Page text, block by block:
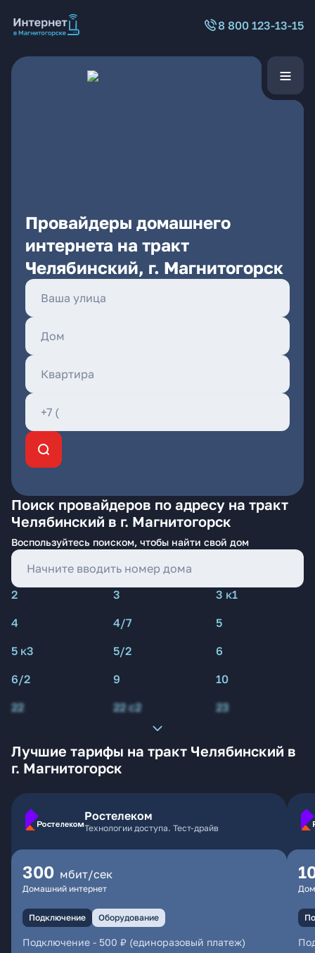
8 800 123-13-15
Провайдеры домашнего
интернета на тракт
Челябинский, г. Магнитогорск
Поиск провайдеров по адресу на тракт
Челябинский в г. Магнитогорск
Воспользуйтесь поиском, чтобы найти свой дом
2 3
3 к1
4
4/7
5
5 к3
5/2
6
6/2
9
10
22
22 с2 23
Лучшие тарифы на тракт Челябинский в
г. Магнитогорск
Ростелеком
Технологии доступа. Тест-драйв
300 мбит/сек
Домашний интернет
Подключение Оборудование
Подключение - 500 ₽ (единоразовый платеж)